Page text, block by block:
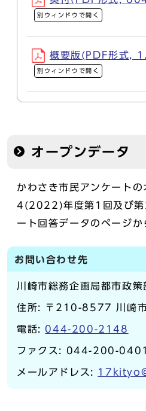
別ウィンドウで開く
概要版(PDF形式,
別ウィンドウで開く
オープンデータ
かわさき市民アンケート
4(2022)年度第1回及び第
ート回答データのページか
お問い合わせ先
川崎市総務企画局都市政策
住所: 〒210-8577 川崎市
電話: 044-200-2148
ファクス: 044-200-0401
メールアドレス: